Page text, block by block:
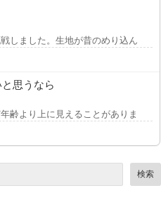
しました。生地が昔のめり込んでい
思うなら
齢より上に見えることがあります。
検索